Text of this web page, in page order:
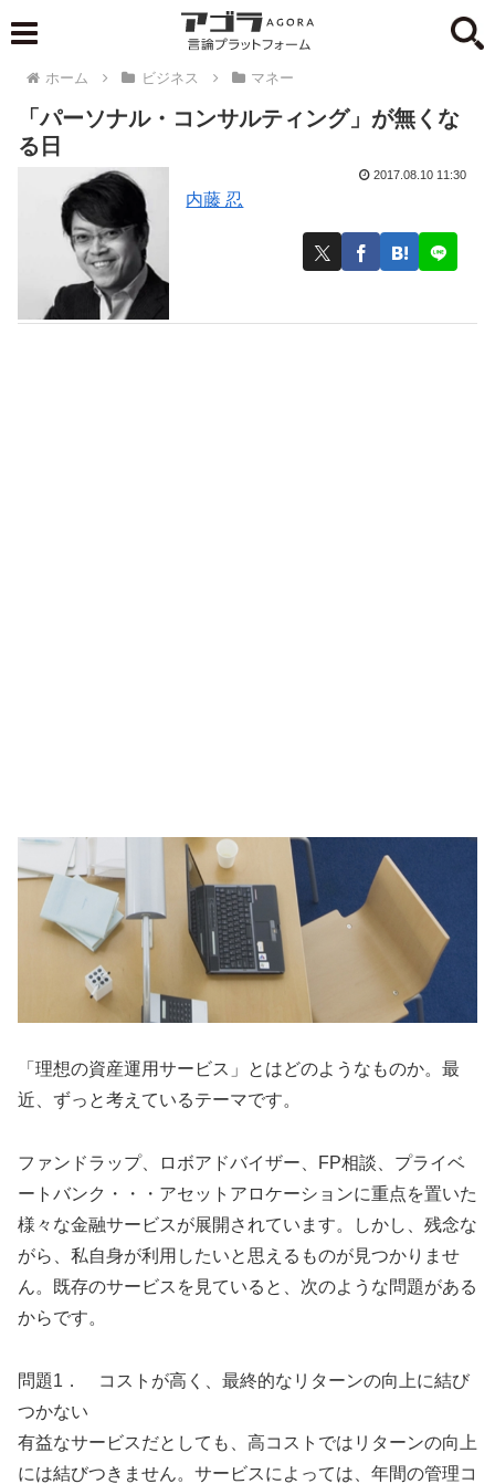
ホーム ビジネス マネー
「パーソナル・コンサルティング」が無くな
る日
内藤 忍
2017.08.10 11:30
「理想の資産運用サービス」とはどのようなものか。最
近、ずっと考えているテーマです。
ファンドラップ、ロボアドバイザー、FP相談、プライベ
ートバンク・・・アセットアロケーションに重点を置いた
様々な金融サービスが展開されています。しかし、残念な
がら、私自身が利用したいと思えるものが見つかりませ
ん。既存のサービスを見ていると、次のような問題がある
からです。
問題1． コストが高く、最終的なリターンの向上に結び
つかない
有益なサービスだとしても、高コストではリターンの向上
には結びつきません。サービスによっては、年間の管理コ